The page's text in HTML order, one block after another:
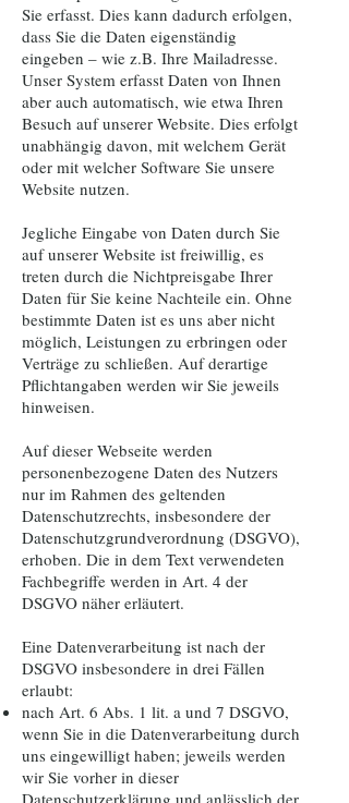
Sie erfasst. Dies kann dadurch erfolgen,
dass Sie die Daten eigenständig
eingeben – wie z.B. Ihre Mailadresse.
Unser System erfasst Daten von Ihnen
aber auch automatisch, wie etwa Ihren
Besuch auf unserer Website. Dies erfolgt
unabhängig davon, mit welchem Gerät
oder mit welcher Software Sie unsere
Website nutzen.
Jegliche Eingabe von Daten durch Sie
auf unserer Website ist freiwillig, es
treten durch die Nichtpreisgabe Ihrer
Daten für Sie keine Nachteile ein. Ohne
bestimmte Daten ist es uns aber nicht
möglich, Leistungen zu erbringen oder
Verträge zu schließen. Auf derartige
Pflichtangaben werden wir Sie jeweils
hinweisen.
Auf dieser Webseite werden
personenbezogene Daten des Nutzers
nur im Rahmen des geltenden
Datenschutzrechts, insbesondere der
Datenschutzgrundverordnung (DSGVO),
erhoben. Die in dem Text verwendeten
Fachbegriffe werden in Art. 4 der
DSGVO näher erläutert.
Eine Datenverarbeitung ist nach der
DSGVO insbesondere in drei Fällen
erlaubt:
nach Art. 6 Abs. 1 lit. a und 7 DSGVO,
wenn Sie in die Datenverarbeitung durch
uns eingewilligt haben; jeweils werden
wir Sie vorher in dieser
Datenschutzerklärung und anlässlich der